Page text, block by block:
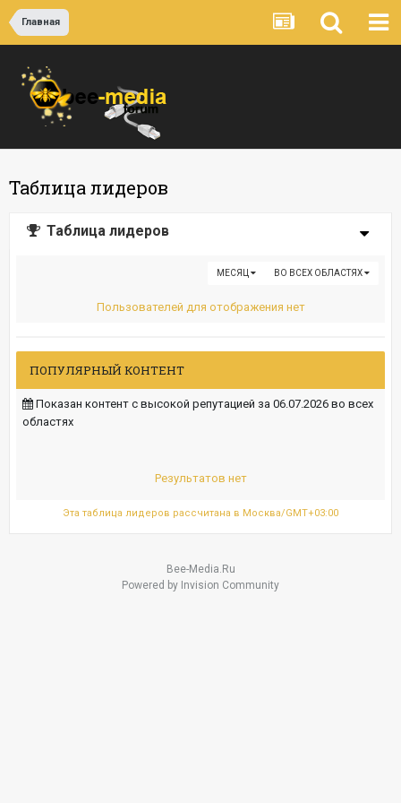
Главная
Таблица лидеров
Таблица лидеров
ВО ВСЕХ ОБЛАСТЯХ
МЕСЯЦ
Пользователей для отображения нет
ПОПУЛЯРНЫЙ КОНТЕНТ
Показан контент с высокой репутацией за 06.07.2026 во всех
областях
Результатов нет
Эта таблица лидеров рассчитана в Москва/GMT+03:00
Bee-Media.Ru
Powered by Invision Community